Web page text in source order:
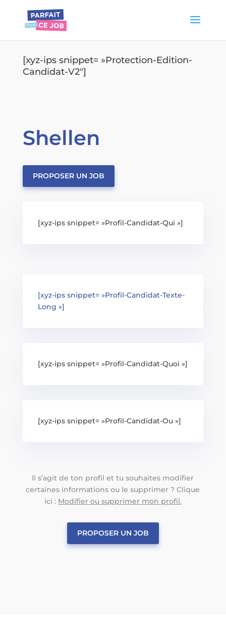
[xyz-ips snippet= »Protection-Edition-
Candidat-V2″]
Shellen
PROPOSER UN JOB
[xyz-ips snippet= »Profil-Candidat-Qui »]
[xyz-ips snippet= »Profil-Candidat-Texte-
Long »]
[xyz-ips snippet= »Profil-Candidat-Quoi »]
[xyz-ips snippet= »Profil-Candidat-Ou »]
Il s’agit de ton profil et tu souhaites modifier
certaines informations ou le supprimer ? Clique
ici : Modifier ou supprimer mon profil.
PROPOSER UN JOB